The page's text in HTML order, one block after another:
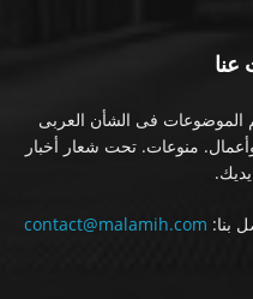
عنا
الموضوعات فى الشأن العربى
منوعات. تحت شعار أخبار
يديك.
بنا: contact@malamih.com